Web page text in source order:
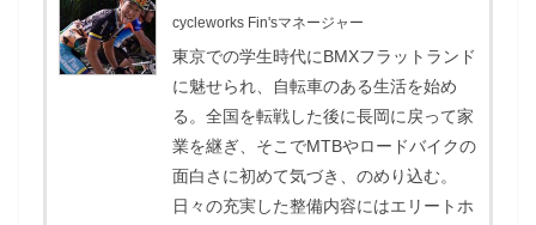
cycleworks Fin'sマネージャー
東京での学生時代にBMXフラットランド
に魅せられ、自転車のある生活を始め
る。全国を転戦した後に長岡に戻って家
業を継ぎ、そこでMTBやロードバイクの
面白さに初めて気づき、のめり込む。
日々の充実した整備内容にはエリートホ